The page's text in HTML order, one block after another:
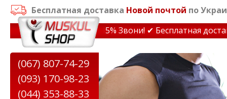
Бесплатная доставка Новой почтой по
на тренажеры до 15% Звони! ✔ Бесплатная
(067) 807-74-29
(093) 170-98-23
(044) 353-88-33